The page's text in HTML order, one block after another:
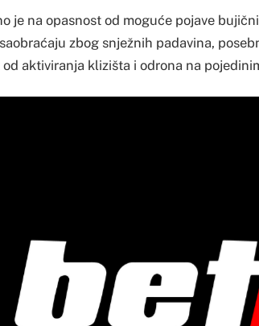
je na opasnost od moguće pojave
zbog snježnih padavina,
aktiviranja klizišta i odrona na